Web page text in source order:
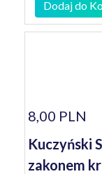
Dodaj do
8,00 PLN
Kuczyński
zakonem